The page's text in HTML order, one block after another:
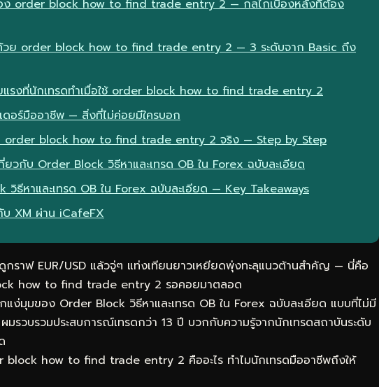
ง order block how to find trade entry 2 — กลไกเบื้องหลังที่ต้อง
วย order block how to find trade entry 2 — 3 ระดับจาก Basic ถึง
รงที่นักเทรดทำเมื่อใช้ order block how to find trade entry 2
ดอร์มืออาชีพ — สิ่งที่ไม่ค่อยมีใครบอก
order block how to find trade entry 2 จริง — Step by Step
วกับ Order Block วิธีหาและเทรด OB ใน Forex ฉบับละเอียด
วิธีหาและเทรด OB ใน Forex ฉบับละเอียด — Key Takeaways
บ XM ผ่าน iCafeFX
ราฟ EUR/USD แล้วจู่ๆ แท่งเทียนยาวเหยียดพุ่งทะลุแนวต้านสำคัญ — นี่คือ
how to find trade entry 2 รอคอยมาตลอด
แง่มุมของ Order Block วิธีหาและเทรด OB ใน Forex ฉบับละเอียด แบบที่ไม่มี
มรวบรวมประสบการณ์เทรดกว่า 13 ปี บวกกับความรู้จากนักเทรดสถาบันระดับ
how to find trade entry 2 คืออะไร ทำไมนักเทรดมืออาชีพถึงให้